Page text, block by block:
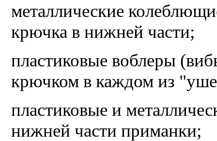
металлические
крючка в нижней части;
пластиковые воблеры
крючком в каждом из
пластиковые и
нижней части приманки;